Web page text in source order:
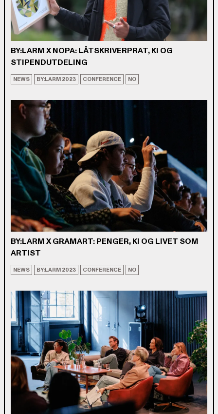
BY:LARM X NOPA: LÅTSKRIVERPRAT, KI OG
STIPENDUTDELING
NEWS BY:LARM 2023 CONFERENCE NO
BY:LARM X GRAMART: PENGER, KI OG LIVET SOM
ARTIST
NEWS BY:LARM 2023 CONFERENCE NO